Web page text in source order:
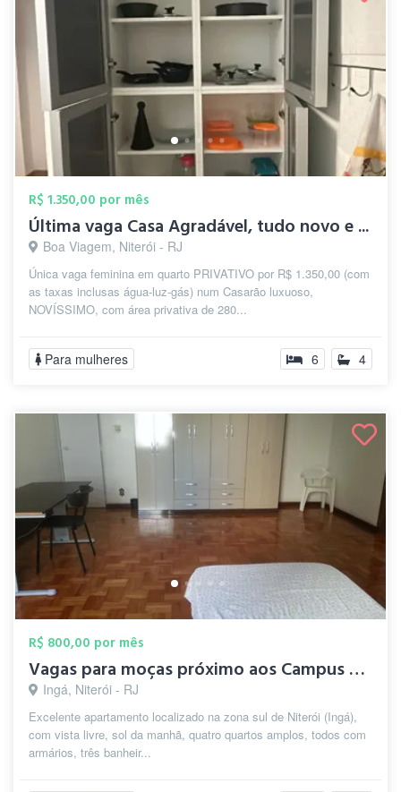
R$ 1.350,00 por mês
Última vaga Casa Agradável, tudo novo e ...
Boa Viagem, Niterói - RJ
Única vaga feminina em quarto PRIVATIVO por R$ 1.350,00 (com
as taxas inclusas água-luz-gás) num Casarão luxuoso,
NOVÍSSIMO, com área privativa de 280...
Para mulheres 6 4
R$ 800,00 por mês
Vagas para moças próximo aos Campus UFF
Ingá, Niterói - RJ
Excelente apartamento localizado na zona sul de Niterói (Ingá),
com vista livre, sol da manhã, quatro quartos amplos, todos com
armários, três banheir...